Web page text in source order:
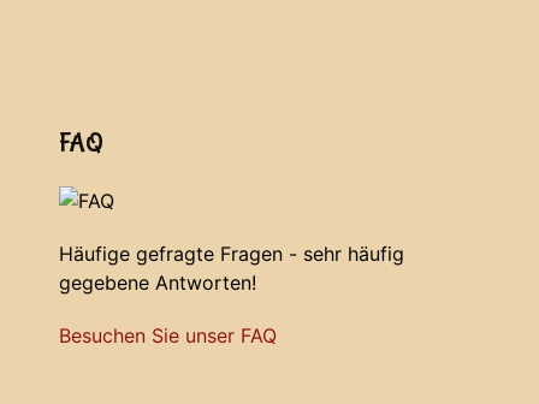
FAQ
Häufige gefragte Fragen - sehr häufig
gegebene Antworten!
Besuchen Sie unser FAQ